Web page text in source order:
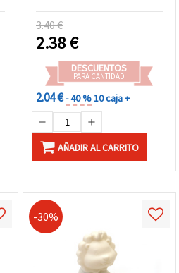
3.40 €
2.38€
DESCUENTOS
PARA CANTIDAD
2.04 €- 40 %10 caja +
AÑADIR AL CARRITO
-30%